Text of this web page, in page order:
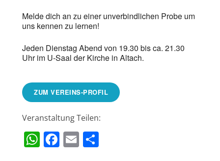
Melde dich an zu einer unverbindlichen Probe um
uns kennen zu lernen!
Jeden Dienstag Abend von 19.30 bis ca. 21.30
Uhr im U-Saal der Kirche in Altach.
ZUM VEREINS-PROFIL
Veranstaltung Teilen:
WhatsApp
Facebook
Email